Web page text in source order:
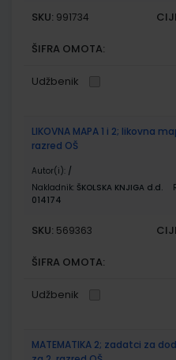
SKU: 991734
ŠIFRA OMOTA:
Udžbenik
LIKOVNA MAPA 1 i 2; likovna
razred OŠ
Autor(i): /
Nakladnik: ŠKOLSKA KNJIGA d.d.
014174
SKU: 569363
ŠIFRA OMOTA:
Udžbenik
MATEMATIKA 2; zadatci za